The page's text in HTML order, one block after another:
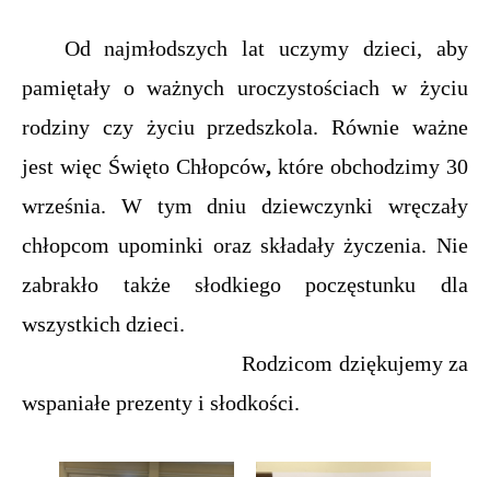
Od najmłodszych lat uczymy dzieci, aby
pamiętały o ważnych uroczystościach w życiu
rodziny czy życiu przedszkola. Równie ważne
jest więc Święto Chłopców, które obchodzimy 30
września. W tym dniu dziewczynki wręczały
chłopcom upominki oraz składały życzenia. Nie
zabrakło także słodkiego poczęstunku dla
wszystkich dzieci.
Rodzicom dziękujemy za
wspaniałe prezenty i słodkości.